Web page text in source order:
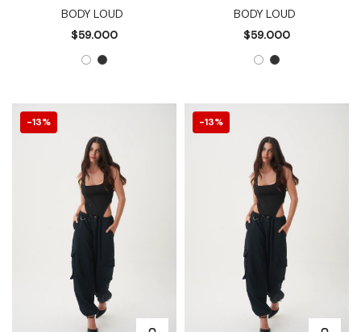
BODY LOUD
$59.000
BODY LOUD
$59.000
13% 13%